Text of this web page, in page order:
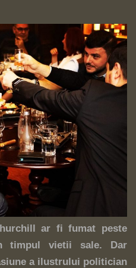
ar fi fumat peste
timpul vietii sale. Dar
a ilustrului politician